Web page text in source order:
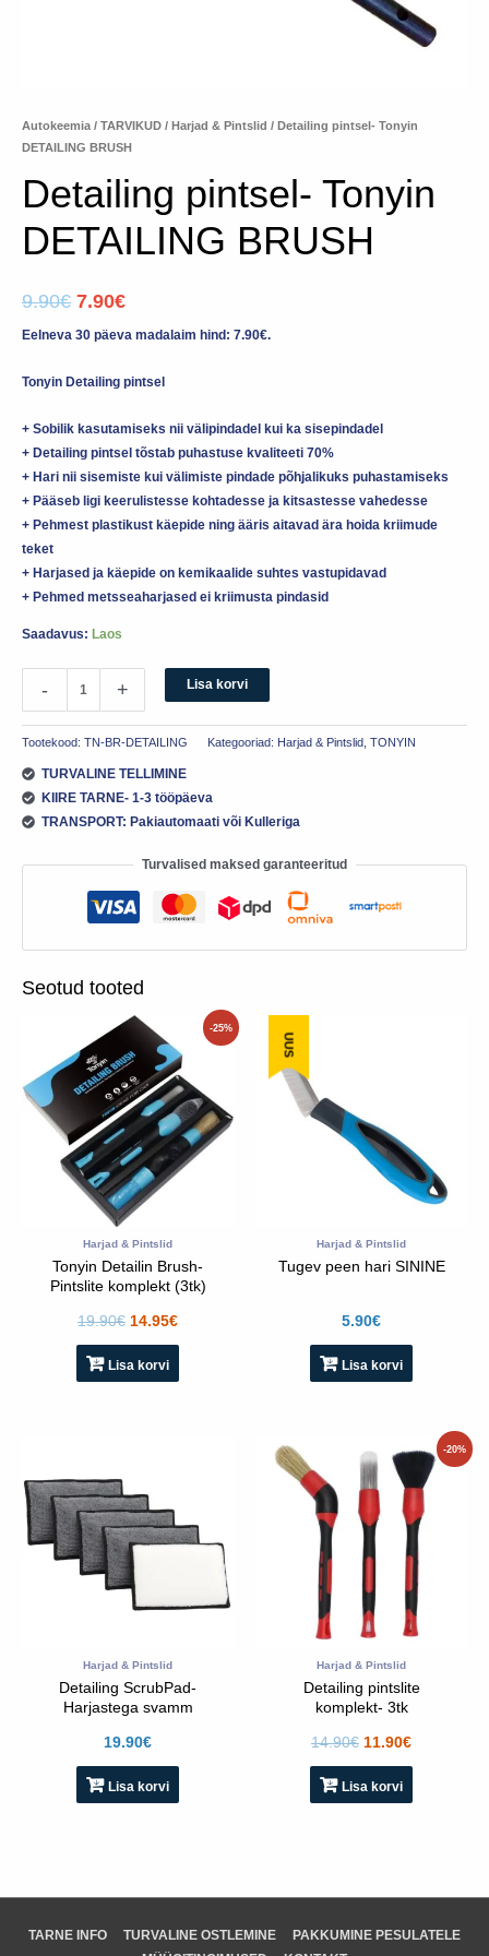
Autokeemia / TARVIKUD / Harjad & Pintslid / Detailing pintsel- Tonyin
DETAILING BRUSH
Detailing pintsel- Tonyin
DETAILING BRUSH
9.90€ 7.90€
Eelneva 30 päeva madalaim hind: 7.90€.
Tonyin Detailing pintsel
+ Sobilik kasutamiseks nii välipindadel kui ka sisepindadel
+ Detailing pintsel tõstab puhastuse kvaliteeti 70%
+ Hari nii sisemiste kui välimiste pindade põhjalikuks puhastamiseks
+ Pääseb ligi keerulistesse kohtadesse ja kitsastesse vahedesse
+ Pehmest plastikust käepide ning ääris aitavad ära hoida kriimude
teket
+ Harjased ja käepide on kemikaalide suhtes vastupidavad
+ Pehmed metsseaharjased ei kriimusta pindasid
Saadavus: Laos
- + Lisa korvi
Tootekood: TN-BR-DETAILING Kategooriad: Harjad & Pintslid TONYIN
TURVALINE TELLIMINE
KIIRE TARNE- 1-3 tööpäeva
TRANSPORT: Pakiautomaati või Kulleriga
Turvalised maksed garanteeritud
Seotud tooted
-25%
Harjad & Pintslid
Tonyin Detailin Brush-
Pintslite komplekt (3tk)
19.90€
Algne
hind
oli:
19.90€.
14.95€
Praegune
hind
on:
14.95€.
Lisa korvi
UUS
Harjad & Pintslid
Tugev peen hari SININE
5.90€
Lisa korvi
Harjad & Pintslid
Detailing ScrubPad-
Harjastega svamm
19.90€
Lisa korvi
-20%
Harjad & Pintslid
Detailing pintslite
komplekt- 3tk
14.90€
hind
oli:
14.90€.
11.90€
Praegune
hind
on:
11.90€.
Lisa korvi
TARNE INFO TURVALINE OSTLEMINE
PAKKUMINE PESULATELE